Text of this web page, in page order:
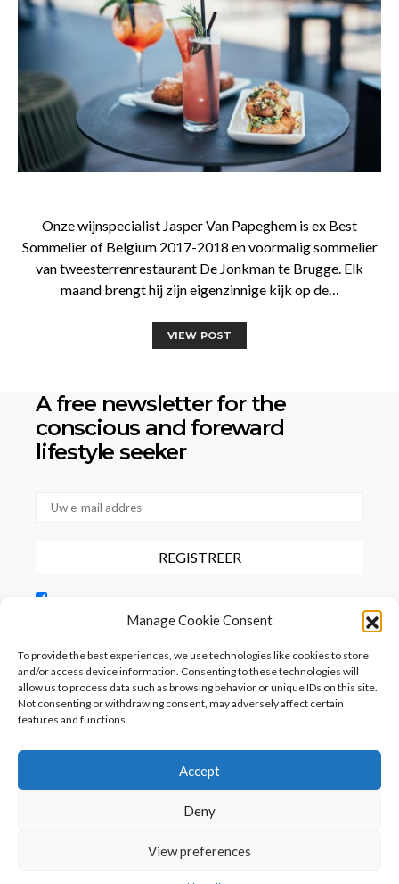
Manage Cookie Consent
To provide the best experiences, we use technologies like cookies to store
and/or access device information. Consenting to these technologies will
allow us to process data such as browsing behavior or unique IDs on this site.
Not consenting or withdrawing consent, may adversely affect certain
features and functions.
Accept
Deny
View preferences
Onze wijnspecialist Jasper Van Papeghem is ex Best
Sommelier of Belgium 2017-2018 en voormalig sommelier
van tweesterrenrestaurant De Jonkman te Brugge. Elk
maand brengt hij zijn eigenzinnige kijk op de…
VIEW POST
A free newsletter for the
conscious and foreward
lifestyle seeker
gebruiksvoorwaarden met betrekking tot de opslag van de via dit
formulier verstrekte gegevens hebt gelezen en hiermee akkoord
PureLiving
Copyright © Puredeluxe.be 2025